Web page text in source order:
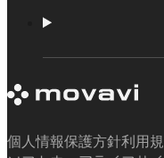
使い方
体験版の制約
払い戻し
お客様の声
当社が選ばれる
個人情報保護方針利用